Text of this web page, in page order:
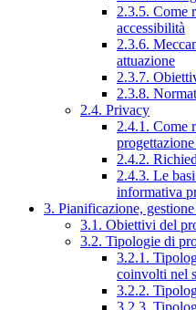
2.3.5. Come
accessibilità
2.3.6.
attuazione
2.3.7.
2.3.8.
2.4. Privacy
2.4.1. Come
2.4.2.
2.4.3. Le
informativa
3. Pianificazione, gestione
3.1. Obiettivi del
3.2. Tipologie di
3.2.1.
coinvolti nel
3.2.2.
3.2.3.